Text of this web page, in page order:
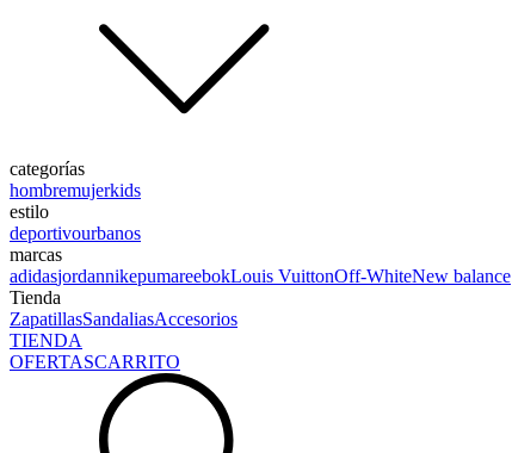
categorías
hombremujerkids
estilo
deportivourbanos
marcas
adidasjordannikepumareebokLouis VuittonOff-WhiteNew balance
Tienda
ZapatillasSandaliasAccesorios
TIENDA
OFERTASCARRITO